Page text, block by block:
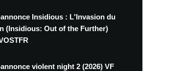
Insidious : L'Invasion du
(Insidious: Out of the Further)
violent night 2 (2026) VF